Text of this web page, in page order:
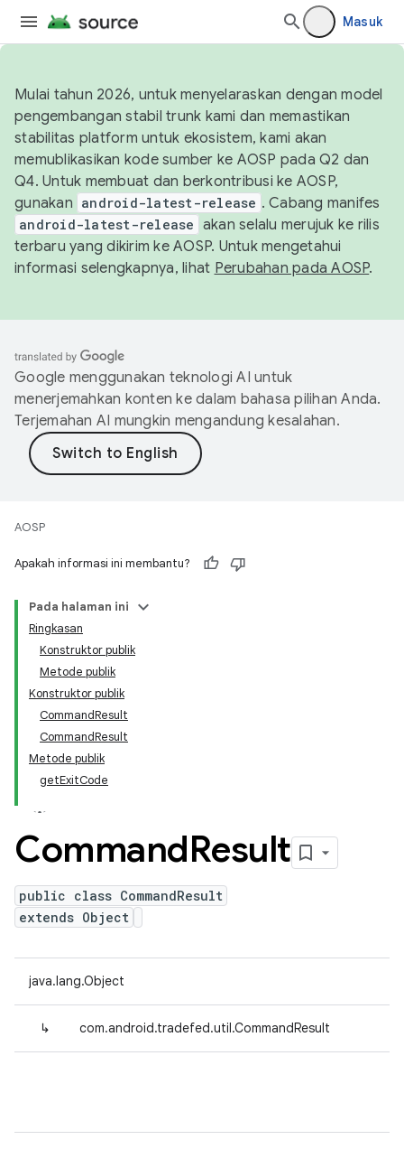
Masuk
Mulai tahun 2026, untuk menyelaraskan dengan model
pengembangan stabil trunk kami dan memastikan
stabilitas platform untuk ekosistem, kami akan
memublikasikan kode sumber ke AOSP pada Q2 dan
Q4. Untuk membuat dan berkontribusi ke AOSP,
gunakan android-latest-release . Cabang manifes
android-latest-release akan selalu merujuk ke rilis
terbaru yang dikirim ke AOSP. Untuk mengetahui
informasi selengkapnya, lihat Perubahan pada AOSP.
Google menggunakan teknologi AI untuk
menerjemahkan konten ke dalam bahasa pilihan Anda.
Terjemahan AI mungkin mengandung kesalahan.
AOSP
Apakah informasi ini membantu?
Pada halaman ini
Ringkasan
Konstruktor publik
Metode publik
Konstruktor publik
CommandResult
CommandResult
Metode publik
getExitCode
CommandResult
public class CommandResult
extends Object
java.lang.Object
↳ com.android.tradefed.util.CommandResult